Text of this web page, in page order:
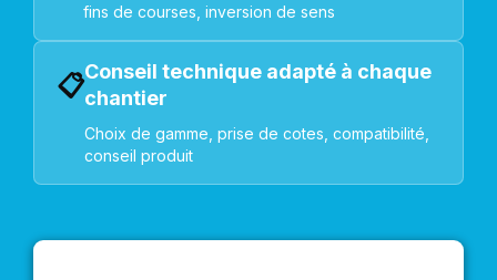
fins de courses, inversion de sens
📋Conseil technique adapté à chaque
chantier
Choix de gamme, prise de cotes, compatibilité,
conseil produit